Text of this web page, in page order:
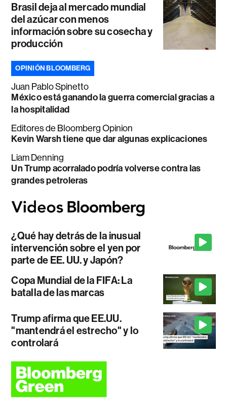
Brasil deja al mercado mundial
del azúcar con menos
información sobre su cosecha y
producción
OPINIÓN BLOOMBERG
Juan Pablo Spinetto
México está ganando la guerra comercial gracias a
la hospitalidad
Editores de Bloomberg Opinion
Kevin Warsh tiene que dar algunas explicaciones
Liam Denning
Un Trump acorralado podría volverse contra las
grandes petroleras
¿Qué hay detrás de la inusual
intervención sobre el yen por
parte de EE. UU. y Japón?
Copa Mundial de la FIFA: La
batalla de las marcas
Trump afirma que EE.UU.
"mantendrá el estrecho" y lo
controlará